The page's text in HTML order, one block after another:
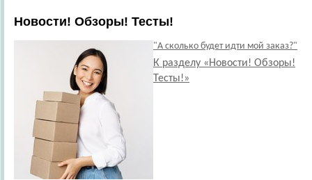
Новости! Обзоры! Тесты!
"А сколько будет идти мой заказ?"
К разделу «Новости! Обзоры!
Тесты!»